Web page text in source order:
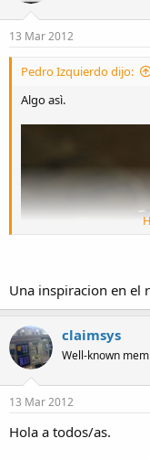
13 Mar 2012
Pedro Izquierdo dijo:
Algo asì.
Una inspiracion en el
claimsys
Well-known
13 Mar 2012
Hola a todos/as.